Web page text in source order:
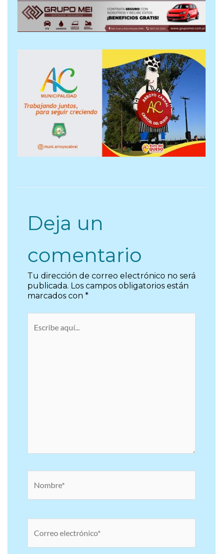
Deja un
comentario
Tu dirección de correo electrónico no será
publicada. Los campos obligatorios están
marcados con *
electrónico*